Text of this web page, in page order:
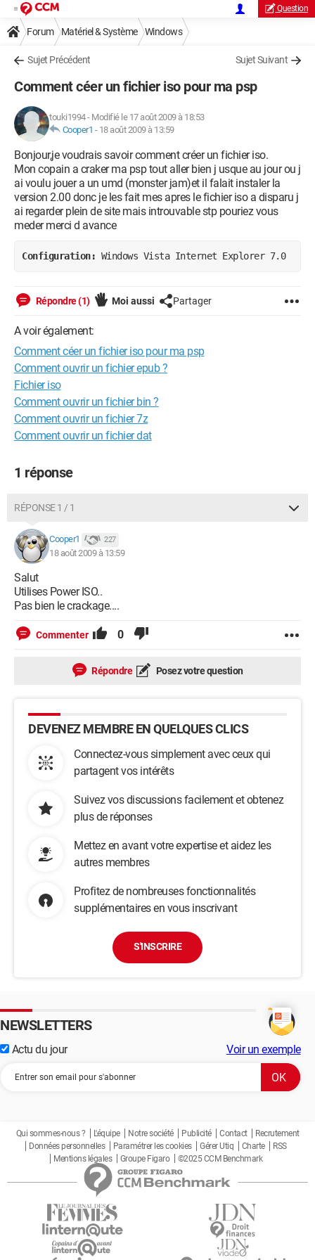
Question
Forum Matériel & Système Windows
Sujet Précédent Sujet Suivant
Comment céer un fichier iso pour ma psp
touki1994- Modifié le 17 août 2009 à 18:53
Cooper1 - 18 août 2009 à 13:59
Bonjour,je voudrais savoir comment créer un fichier iso.
Mon copain a craker ma psp tout aller bien j usque au jour ou j
ai voulu jouer a un umd (monster jam)et il falait instaler la
version 2.00 donc je les fait mes apres le fichier iso a disparu j
ai regarder plein de site mais introuvable stp pouriez vous
meder merci d avance
Configuration: Windows Vista Internet Explorer 7.0
Répondre (1) Moi aussi Partager
A voir également:
Comment céer un fichier iso pour ma psp
Comment ouvrir un fichier epub ?
Fichier iso
Comment ouvrir un fichier bin ?
Comment ouvrir un fichier 7z
Comment ouvrir un fichier dat
1 réponse
RÉPONSE 1 / 1
Cooper1 227
18 août 2009 à 13:59
Salut
Utilises Power ISO..
Pas bien le crackage....
Commenter 0
Répondre Posez votre question
DEVENEZ MEMBRE EN QUELQUES CLICS
Connectez-vous simplement avec ceux qui
partagent vos intérêts
Suivez vos discussions facilement et obtenez
plus de réponses
Mettez en avant votre expertise et aidez les
autres membres
Profitez de nombreuses fonctionnalités
supplémentaires en vous inscrivant
S'INSCRIRE
NEWSLETTERS
Actu du jour Voir un exemple
Qui sommes-nous ? L'équipe Notre société Publicité Contact
Recrutement
Données personnelles
Paramétrer les cookies Gérer Utiq Charte
RSS
Mentions légales
Groupe Figaro ©2025 CCM Benchmark